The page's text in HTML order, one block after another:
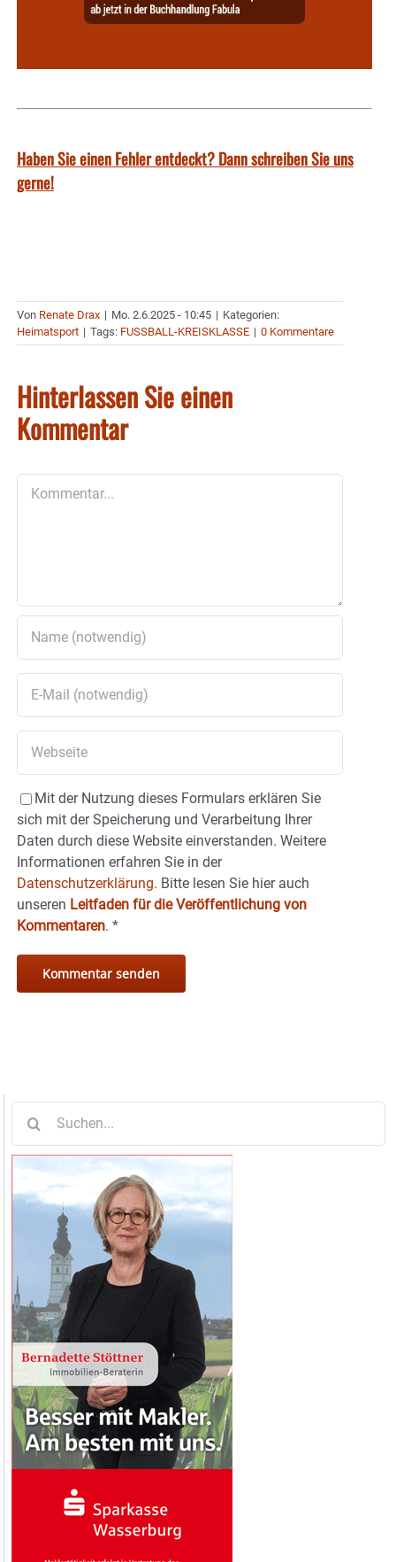
Haben Sie einen Fehler entdeckt? Dann schreiben Sie uns
gerne!
Von Renate Drax | Mo. 2.6.2025 - 10:45 | Kategorien:
Heimatsport | Tags: FUSSBALL-KREISKLASSE | 0 Kommentare
Hinterlassen Sie einen
Kommentar
Mit der Nutzung dieses Formulars erklären Sie
sich mit der Speicherung und Verarbeitung Ihrer
Daten durch diese Website einverstanden. Weitere
Informationen erfahren Sie in der
Datenschutzerklärung. Bitte lesen Sie hier auch
unseren Leitfaden für die Veröffentlichung von
Kommentaren. *
nach: